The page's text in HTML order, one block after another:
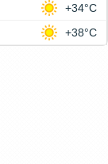
+34°C
+38°C